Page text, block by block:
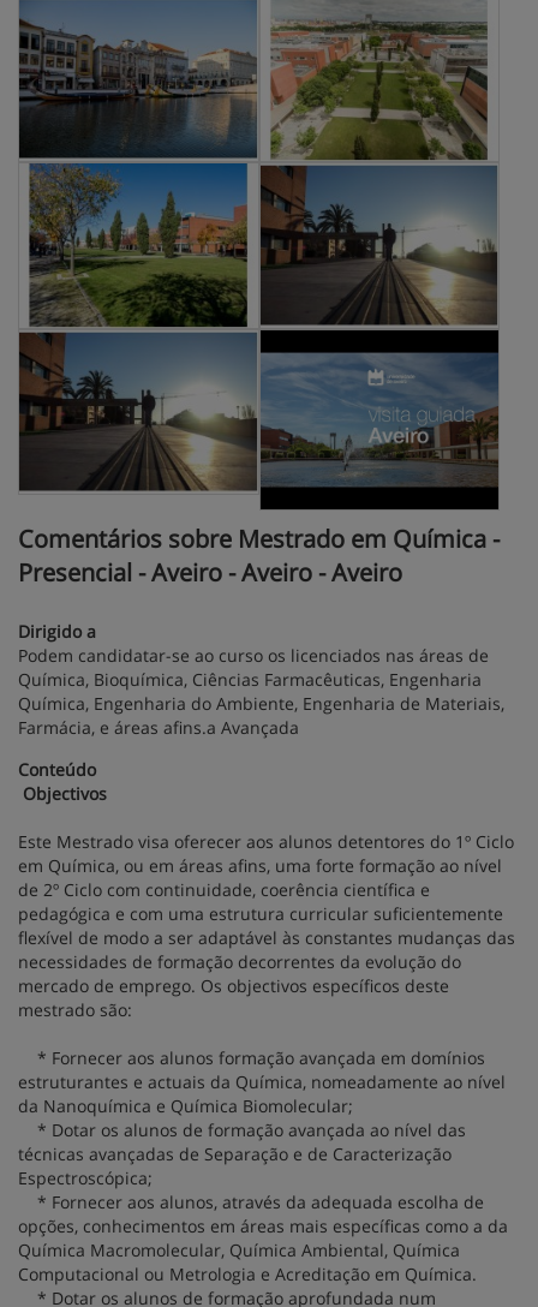
Comentários sobre Mestrado em Química -
Presencial - Aveiro - Aveiro - Aveiro
Dirigido a
Podem candidatar-se ao curso os licenciados nas áreas de
Química, Bioquímica, Ciências Farmacêuticas, Engenharia
Química, Engenharia do Ambiente, Engenharia de Materiais,
Farmácia, e áreas afins.a Avançada
Conteúdo
Objectivos
Este Mestrado visa oferecer aos alunos detentores do 1º Ciclo
em Química, ou em áreas afins, uma forte formação ao nível
de 2º Ciclo com continuidade, coerência científica e
pedagógica e com uma estrutura curricular suficientemente
flexível de modo a ser adaptável às constantes mudanças das
necessidades de formação decorrentes da evolução do
mercado de emprego. Os objectivos específicos deste
mestrado são:
* Fornecer aos alunos formação avançada em domínios
estruturantes e actuais da Química, nomeadamente ao nível
da Nanoquímica e Química Biomolecular;
* Dotar os alunos de formação avançada ao nível das
técnicas avançadas de Separação e de Caracterização
Espectroscópica;
* Fornecer aos alunos, através da adequada escolha de
opções, conhecimentos em áreas mais específicas como a da
Química Macromolecular, Química Ambiental, Química
Computacional ou Metrologia e Acreditação em Química.
* Dotar os alunos de formação aprofundada num